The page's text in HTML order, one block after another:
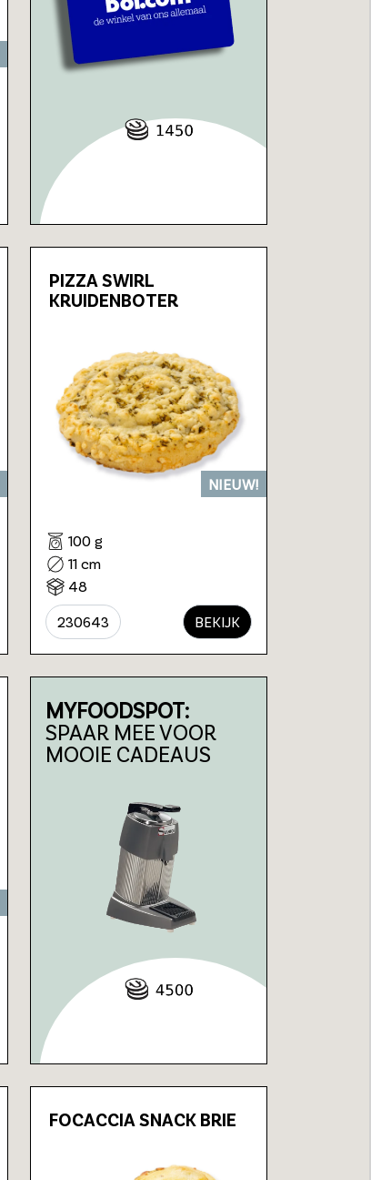
PIZZA SWIRL
KRUIDENBOTER
NIEUW!
100 g
11 cm
48
230643 BEKIJK
MYFOODSPOT:
SPAAR MEE VOOR
MOOIE CADEAUS
FOCACCIA SNACK BRIE